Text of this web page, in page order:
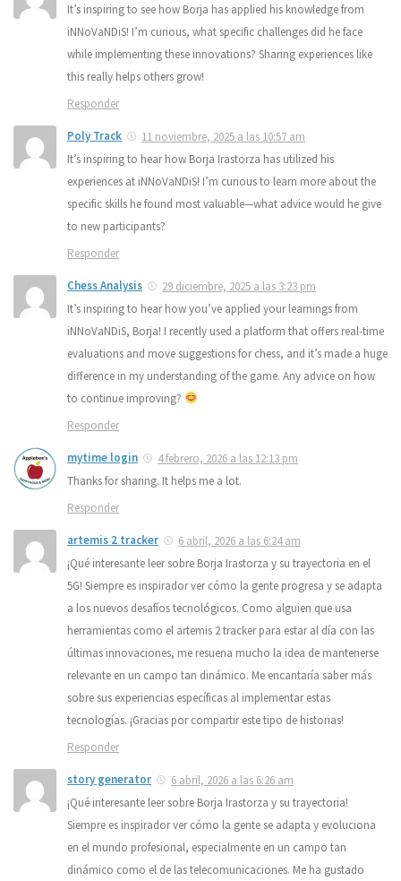
It’s inspiring to see how Borja has applied his knowledge from
iNNoVaNDiS! I’m curious, what specific challenges did he face
while implementing these innovations? Sharing experiences like
this really helps others grow!
Responder
Poly Track
11 noviembre, 2025 a las 10:57 am
It’s inspiring to hear how Borja Irastorza has utilized his
experiences at iNNoVaNDiS! I’m curious to learn more about the
specific skills he found most valuable—what advice would he give
to new participants?
Responder
Chess Analysis
29 diciembre, 2025 a las 3:23 pm
It’s inspiring to hear how you’ve applied your learnings from
iNNoVaNDiS, Borja! I recently used a platform that offers real-time
evaluations and move suggestions for chess, and it’s made a huge
difference in my understanding of the game. Any advice on how
to continue improving?
Responder
mytime login
4 febrero, 2026 a las 12:13 pm
Thanks for sharing. It helps me a lot.
Responder
artemis 2 tracker
6 abril, 2026 a las 6:24 am
¡Qué interesante leer sobre Borja Irastorza y su trayectoria en el
5G! Siempre es inspirador ver cómo la gente progresa y se adapta
a los nuevos desafíos tecnológicos. Como alguien que usa
herramientas como el artemis 2 tracker para estar al día con las
últimas innovaciones, me resuena mucho la idea de mantenerse
relevante en un campo tan dinámico. Me encantaría saber más
sobre sus experiencias específicas al implementar estas
tecnologías. ¡Gracias por compartir este tipo de historias!
Responder
story generator
6 abril, 2026 a las 6:26 am
¡Qué interesante leer sobre Borja Irastorza y su trayectoria!
Siempre es inspirador ver cómo la gente se adapta y evoluciona
en el mundo profesional, especialmente en un campo tan
dinámico como el de las telecomunicaciones. Me ha gustado